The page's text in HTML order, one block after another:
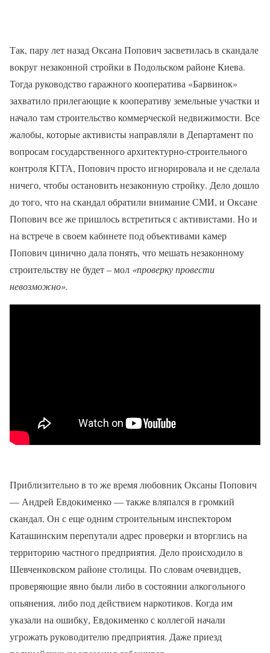
Так, пару лет назад Оксана Попович засветилась в скандале
вокруг незаконной стройки в Подольском районе Киева.
Тогда руководство гаражного кооператива «Барвинок»
захватило прилегающие к кооперативу земельные участки и
начало там строительство коммерческой недвижимости. Все
жалобы, которые активисты направляли в Департамент по
вопросам государственного архитектурно-строительного
контроля КГГА, Попович просто игнорировала и не сделала
ничего, чтобы остановить незаконную стройку. Дело дошло
до того, что на скандал обратили внимание СМИ, и Оксане
Попович все же пришлось встретиться с активистами. Но и
на встрече в своем кабинете под объективами камер
Попович цинично дала понять, что мешать незаконному
строительству не будет – мол «проверку провести
невозможно».
Приблизительно в то же время любовник Оксаны Попович
— Андрей Евдокименко — также вляпался в громкий
скандал. Он с еще одним строительным инспектором
Каташинским перепутали адрес проверки и вторглись на
территорию частного предприятия. Дело происходило в
Шевченковском районе столицы. По словам очевидцев,
проверяющие явно были либо в состоянии алкогольного
опьянения, либо под действием наркотиков. Когда им
указали на ошибку, Евдокименко с коллегой начали
угрожать руководителю предприятия. Даже приезд